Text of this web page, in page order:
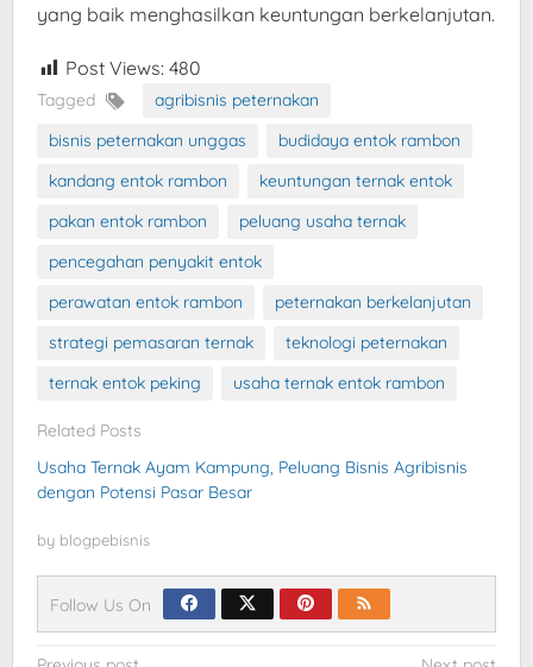
yang baik menghasilkan keuntungan berkelanjutan.
Post Views: 480
Tagged
agribisnis peternakan
bisnis peternakan unggas
budidaya entok rambon
kandang entok rambon
keuntungan ternak entok
pakan entok rambon
peluang usaha ternak
pencegahan penyakit entok
perawatan entok rambon
peternakan berkelanjutan
strategi pemasaran ternak
teknologi peternakan
ternak entok peking
usaha ternak entok rambon
Related Posts
Usaha Ternak Ayam Kampung, Peluang Bisnis Agribisnis
dengan Potensi Pasar Besar
by blogpebisnis
Follow Us On